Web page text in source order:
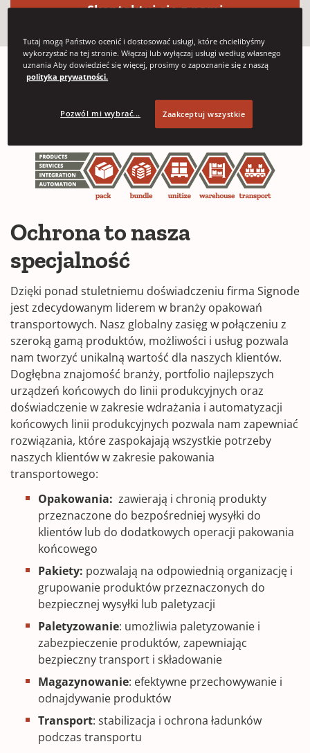
Skontaktuj się z nami(Opens in a
Ochrona to nasza
specjalność
Dzięki ponad stuletniemu doświadczeniu firma Signode
jest zdecydowanym liderem w branży opakowań
transportowych. Nasz globalny zasięg w połączeniu z
szeroką gamą produktów, możliwości i usług pozwala
nam tworzyć unikalną wartość dla naszych klientów.
Dogłębna znajomość branży, portfolio najlepszych
urządzeń końcowych do linii produkcyjnych oraz
doświadczenie w zakresie wdrażania i automatyzacji
końcowych linii produkcyjnych pozwala nam zapewniać
rozwiązania, które zaspokajają wszystkie potrzeby
naszych klientów w zakresie pakowania
transportowego:
Opakowania: zawierają i chronią produkty
przeznaczone do bezpośredniej wysyłki do
klientów lub do dodatkowych operacji pakowania
końcowego
Pakiety: pozwalają na odpowiednią organizację i
grupowanie produktów przeznaczonych do
bezpiecznej wysyłki lub paletyzacji
Paletyzowanie: umożliwia paletyzowanie i
zabezpieczenie produktów, zapewniając
bezpieczny transport i składowanie
Magazynowanie: efektywne przechowywanie i
odnajdywanie produktów
Transport: stabilizacja i ochrona ładunków
podczas transportu
Tutaj mogą Państwo ocenić i dostosować usługi, które chcielibyśmy
wykorzystać na tej stronie. Włączaj lub wyłączaj usługi według własnego
uznania Aby dowiedzieć się więcej, prosimy o zapoznanie się z naszą
polityka prywatności.
Pozwól mi wybrać... Zaakceptuj wszystkie